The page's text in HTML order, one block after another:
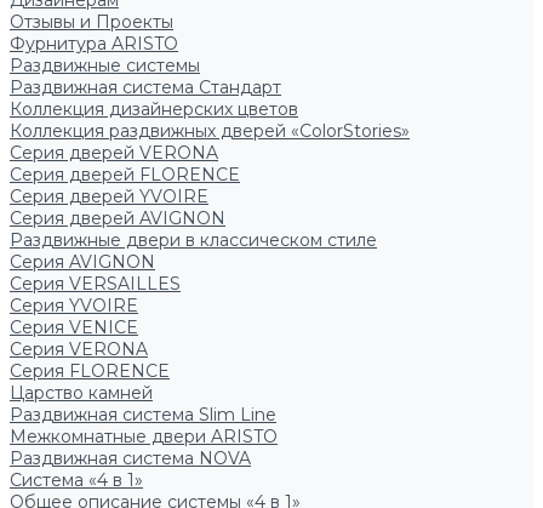
Отзывы и Проекты
Фурнитура ARISTO
Раздвижные системы
Раздвижная система Стандарт
Коллекция дизайнерских цветов
Коллекция раздвижных дверей «ColorStories»
Серия дверей VERONA
Серия дверей FLORENCE
Серия дверей YVOIRE
Серия дверей AVIGNON
Раздвижные двери в классическом стиле
Серия AVIGNON
Серия VERSAILLES
Серия YVOIRE
Серия VENICE
Серия VERONA
Серия FLORENCE
Царство камней
Раздвижная система Slim Line
Межкомнатные двери ARISTO
Раздвижная система NOVA
Система «4 в 1»
Общее описание системы «4 в 1»